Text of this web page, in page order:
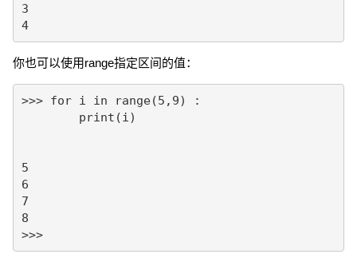
3
4
你也可以使用range指定区间的值：
>>> for i in range(5,9) :
5
6
7
8
>>>